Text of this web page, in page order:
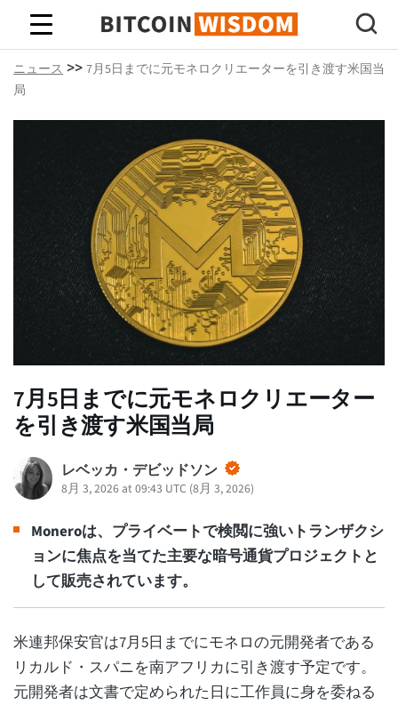
ビットコインの知恵
ニュース >> 7月5日までに元モネロクリエーターを引き渡す米国当
局
7月5日までに元モネロクリエーター
を引き渡す米国当局
レベッカ・デビッドソン
8月 3, 2026 at 09:43 UTC (8月 3, 2026)
Moneroは、プライベートで検閲に強いトランザクシ
ョンに焦点を当てた主要な暗号通貨プロジェクトと
して販売されています。
米連邦保安官は7月5日までにモネロの元開発者である
リカルド・スパニを南アフリカに引き渡す予定です。
元開発者は文書で定められた日に工作員に身を委ねる